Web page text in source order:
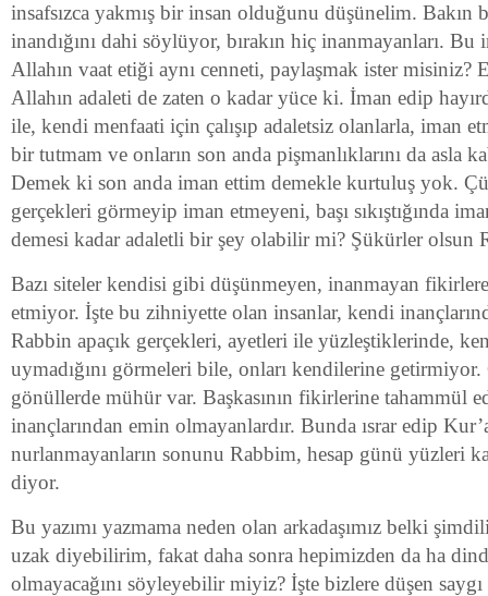
insafsızca yakmış bir insan olduğunu düşünelim. Bakın
inandığını dahi söylüyor, bırakın hiç inanmayanları. Bu
Allahın vaat etiği aynı cenneti, paylaşmak ister misiniz?
Allahın adaleti de zaten o kadar yüce ki. İman edip
ile, kendi menfaati için çalışıp adaletsiz olanlarla, iman
bir tutmam ve onların son anda pişmanlıklarını da asla
Demek ki son anda iman ettim demekle kurtuluş yok.
gerçekleri görmeyip iman etmeyeni, başı sıkıştığında
demesi kadar adaletli bir şey olabilir mi? Şükürler olsun
Bazı siteler kendisi gibi düşünmeyen, inanmayan
etmiyor. İşte bu zihniyette olan insanlar, kendi
Rabbin apaçık gerçekleri, ayetleri ile yüzleştiklerinde,
uymadığını görmeleri bile, onları kendilerine
gönüllerde mühür var. Başkasının fikirlerine tahammül
inançlarından emin olmayanlardır. Bunda ısrar edip
nurlanmayanların sonunu Rabbim, hesap günü yüzleri
diyor.
Bu yazımı yazmama neden olan arkadaşımız belki
uzak diyebilirim, fakat daha sonra hepimizden da ha
olmayacağını söyleyebilir miyiz? İşte bizlere düşen saygı